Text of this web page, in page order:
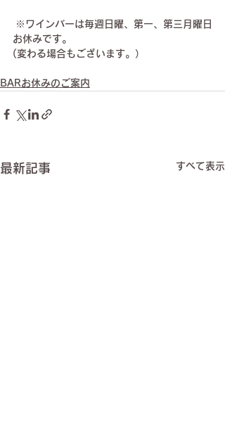
※ワインバーは毎週日曜、第一、第三月曜日
お休みです。
(変わる場合もございます。）
BARお休みのご案内
最新記事 すべて表示